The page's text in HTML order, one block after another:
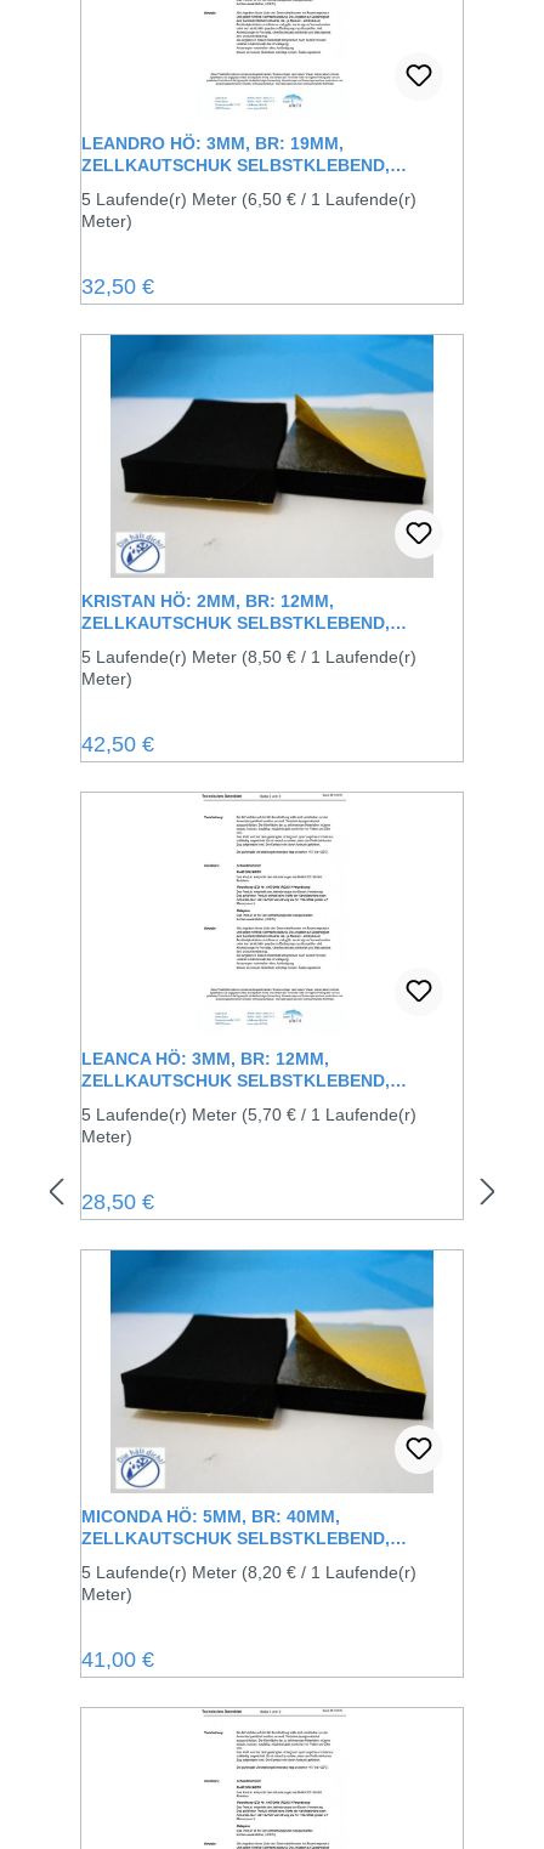
LEANDRO HÖ: 3MM, BR: 19MM,
ZELLKAUTSCHUK SELBSTKLEBEND,
5 Laufende(r) Meter (6,50 € / 1 Laufende(r)
Meter)
Regulärer Preis:
32,50 €
KRISTAN HÖ: 2MM, BR: 12MM,
ZELLKAUTSCHUK SELBSTKLEBEND,
5 Laufende(r) Meter (8,50 € / 1 Laufende(r)
Meter)
Regulärer Preis:
42,50 €
LEANCA HÖ: 3MM, BR: 12MM,
ZELLKAUTSCHUK SELBSTKLEBEND,
5 Laufende(r) Meter (5,70 € / 1 Laufende(r)
Meter)
Regulärer Preis:
28,50 €
MICONDA HÖ: 5MM, BR: 40MM,
ZELLKAUTSCHUK SELBSTKLEBEND,
5 Laufende(r) Meter (8,20 € / 1 Laufende(r)
Meter)
Regulärer Preis:
41,00 €